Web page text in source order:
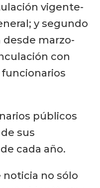
vigente-
y segundo
marzo-
con
funcionarios
públicos
sus
cada año.
noticia no sólo